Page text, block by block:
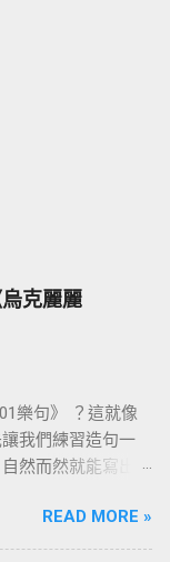
克麗麗
樂句》 ？這就像
我們練習造句一
然而然就能寫出
彈熟，技巧和速度
演奏曲，就會變
READ MORE »